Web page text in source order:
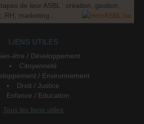
de leur ASBL : création, gestion,
RH, marketing...
LIENS UTILES
être / Développement
Citoyenneté
/ Environnement
Droit / Justice
Enfance / Education
Tous les liens utiles